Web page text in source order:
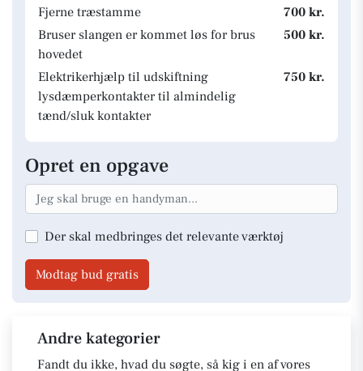
Fjerne træstamme
700 kr.
Bruser slangen er kommet løs for brus
hovedet
500 kr.
Elektrikerhjælp til udskiftning
lysdæmperkontakter til almindelig
tænd/sluk kontakter
750 kr.
Opret en opgave
Der skal medbringes det relevante værktøj
Modtag bud gratis
Andre kategorier
Fandt du ikke, hvad du søgte, så kig i en af vores